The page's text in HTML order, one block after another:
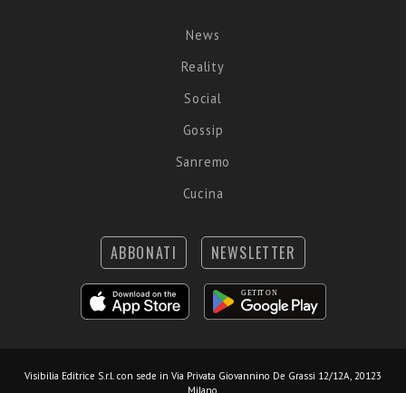
News
Reality
Social
Gossip
Sanremo
Cucina
ABBONATI NEWSLETTER
Visibilia Editrice S.r.l. con sede in Via Privata Giovannino De Grassi 12/12A, 20123
Milano.